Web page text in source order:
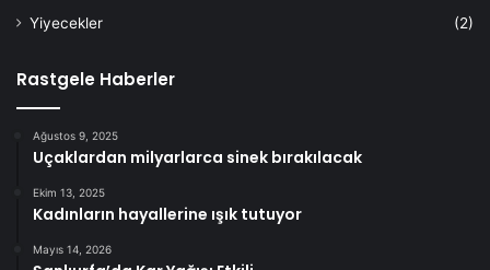
Yiyecekler
(2)
Rastgele Haberler
Ağustos 9, 2025
Uçaklardan milyarlarca sinek bırakılacak
Ekim 13, 2025
Kadınların hayallerine ışık tutuyor
Mayıs 14, 2026